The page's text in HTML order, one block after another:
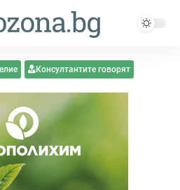
Консултантите говорят